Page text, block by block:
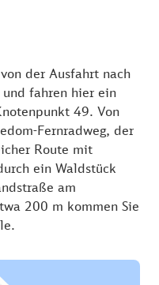
der Ausfahrt nach
fahren hier ein
49. Von
Fernradweg, der
Route mit
ein Waldstück
am
200 m kommen Sie